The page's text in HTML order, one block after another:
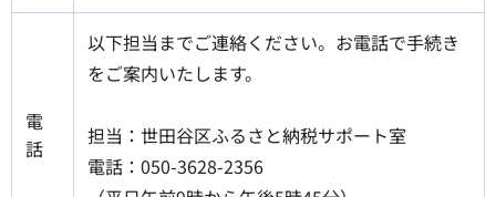
電
話
以下担当までご連絡ください。お電話で手続き
をご案内いたします。
担当：世田谷区ふるさと納税サポート室
電話：050-3628-2356